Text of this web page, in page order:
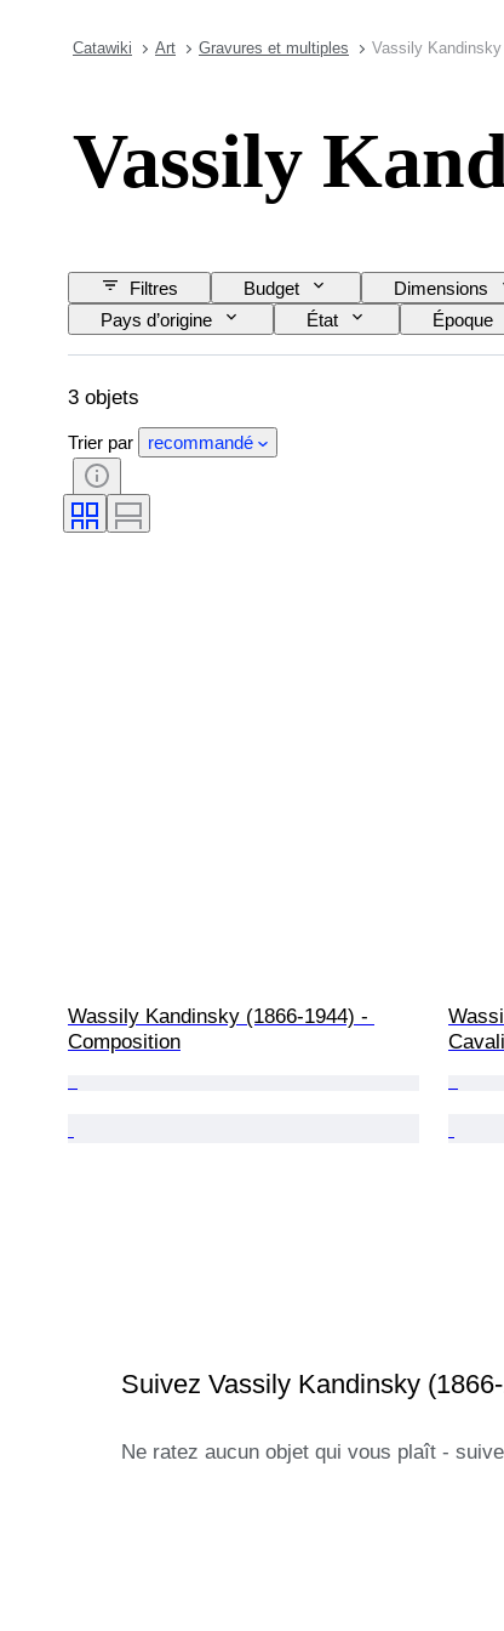
Catawiki Art Gravures et multiples Vassily
Vassily
Filtres Budget Dimensions
Pays d’origine
État Époque
Vendu(e) par
Artiste
3 objets
Trier par recommandé
Wassily Kandinsky (1866-1944) -
Composition
Suivez Vassily Kandinsky
Ne ratez aucun objet qui vous plaît -